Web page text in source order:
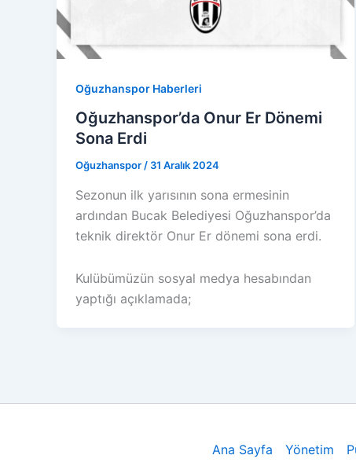
Oğuzhanspor Haberleri
Oğuzhanspor’da Onur Er Dönemi
Sona Erdi
Oğuzhanspor/ 31 Aralık 2024
Sezonun ilk yarısının sona ermesinin
ardından Bucak Belediyesi Oğuzhanspor’da
teknik direktör Onur Er dönemi sona erdi.
Kulübümüzün sosyal medya hesabından
yaptığı açıklamada;
Ana Sayfa Yönetim